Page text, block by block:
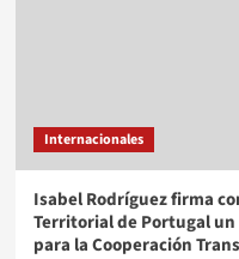
Internacionales
Isabel Rodríguez firma
Territorial de Portugal
para la Cooperación